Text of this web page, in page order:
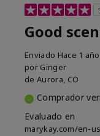
Good
Enviado Hace 1 año
por Ginger
de Aurora, CO
Comprador
Evaluado en
marykay.com/en-